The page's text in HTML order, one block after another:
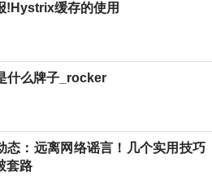
!Hystrix缓存的使用
什么牌子_rocker
态：远离网络谣言！几个实用技巧
套路